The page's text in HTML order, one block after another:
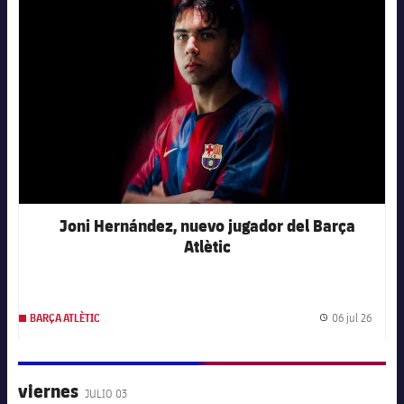
FC Barcelona club badge
Joni Hernández, nuevo jugador del Barça
Atlètic
BARÇA ATLÈTIC Fecha
06 jul 26
viernes JULIO 03